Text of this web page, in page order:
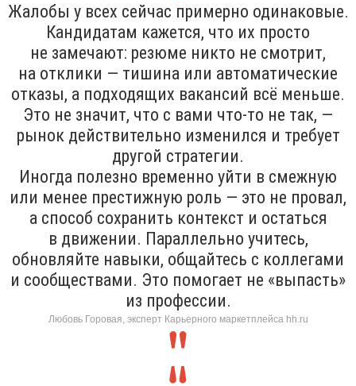
Жалобы у всех сейчас примерно одинаковые.
Кандидатам кажется, что их просто
не замечают: резюме никто не смотрит,
на отклики — тишина или автоматические
отказы, а подходящих вакансий всё меньше.
Это не значит, что с вами что-то не так, —
рынок действительно изменился и требует
другой стратегии.
Иногда полезно временно уйти в смежную
или менее престижную роль — это не провал,
а способ сохранить контекст и остаться
в движении. Параллельно учитесь,
обновляйте навыки, общайтесь с коллегами
и сообществами. Это помогает не «выпасть»
из профессии.
Любовь Горовая, эксперт Карьерного маркетплейса hh.ru